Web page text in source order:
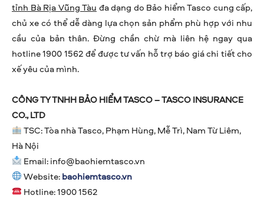
tỉnh Bà Rịa Vũng Tàu đa dạng do Bảo hiểm Tasco cung cấp,
chủ xe có thể dễ dàng lựa chọn sản phẩm phù hợp với nhu
cầu của bản thân. Đừng chần chừ mà liên hệ ngay qua
hotline 1900 1562 để được tư vấn hỗ trợ báo giá chi tiết cho
xế yêu của mình.
CÔNG TY TNHH BẢO HIỂM TASCO – TASCO INSURANCE
CO., LTD
TSC: Tòa nhà Tasco, Phạm Hùng, Mễ Trì, Nam Từ Liêm,
Hà Nội
Email:info@baohiemtasco.vn
Website:baohiemtasco.vn
Hotline: 1900 1562